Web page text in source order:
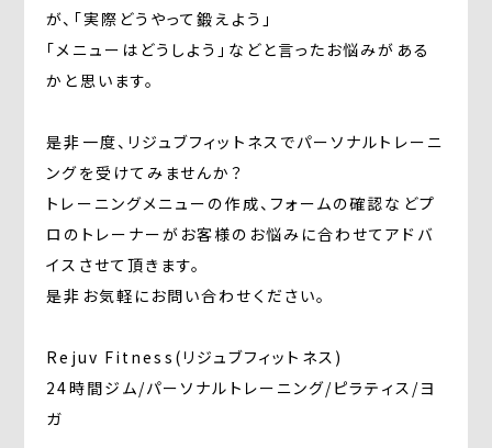
が、「実際どうやって鍛えよう」
「メニューはどうしよう」などと言ったお悩みがある
かと思います。
是非一度、リジュブフィットネスでパーソナルトレーニ
ングを受けてみませんか？
トレーニングメニューの作成、フォームの確認などプ
ロのトレーナーがお客様のお悩みに合わせてアドバ
イスさせて頂きます。
是非お気軽にお問い合わせください。
Rejuv Fitness(リジュブフィットネス)
24時間ジム/パーソナルトレーニング/ピラティス/ヨ
ガ